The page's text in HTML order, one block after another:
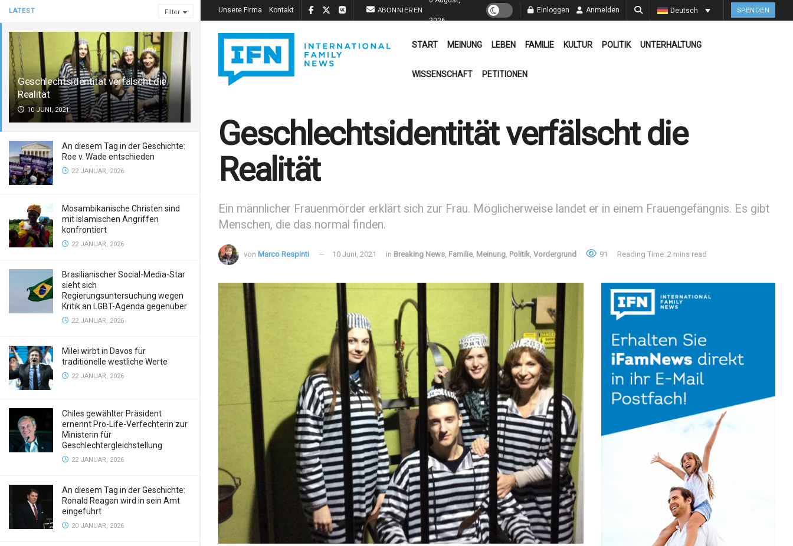
LATEST Filter
Geschlechtsidentität verfälscht die
Realität
10 JUNI, 2021
An diesem Tag in der Geschichte:
Roe v. Wade entschieden
22 JANUAR, 2026
Mosambikanische Christen sind
mit islamischen Angriffen
konfrontiert
22 JANUAR, 2026
Brasilianischer Social-Media-Star
sieht sich
Regierungsuntersuchung wegen
Kritik an LGBT-Agenda gegenüber
22 JANUAR, 2026
Milei wirbt in Davos für
traditionelle westliche Werte
22 JANUAR, 2026
Chiles gewählter Präsident
ernennt Pro-Life-Verfechterin zur
Ministerin für
Geschlechtergleichstellung
22 JANUAR, 2026
An diesem Tag in der Geschichte:
Ronald Reagan wird in sein Amt
eingeführt
20 JANUAR, 2026
Unsere Firma Kontakt ABONNIEREN
2026
Einloggen Anmelden Deutsch SPENDEN
START MEINUNG LEBEN FAMILIE KULTUR POLITIK UNTERHALTUNG
WISSENSCHAFT PETITIONEN
Geschlechtsidentität verfälscht die
Realität
Ein männlicher Frauenmörder erklärt sich zur Frau. Möglicherweise landet er in einem Frauengefängnis. Es gibt
Menschen, die das normal finden.
von Marco Respinti 10 Juni, 2021 in Breaking News, Familie, Meinung, Politik, Vordergrund 91 Reading Time: 2 mins read